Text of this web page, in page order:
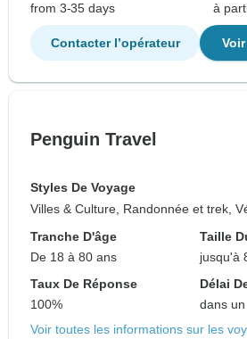
from 3-35 days
à
Contacter l’opérateur
Penguin Travel
Styles De Voyage
Villes & Culture, Randonnée et trek,
Tranche D'âge
De 18 à 80 ans
Taille
jusqu'à
Taux De Réponse
100%
Délai
dans
Voir toutes les informations sur les